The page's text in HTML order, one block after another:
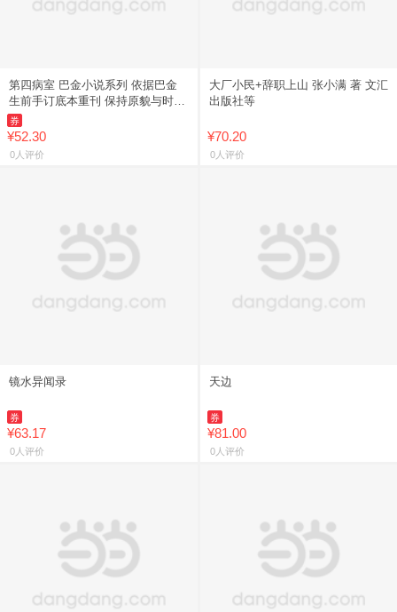
第四病室 巴金小说系列 依据巴金
生前手订底本重刊 保持原貌与时代
风格 既忠实可靠 又有文献价值】
券
¥52.30
0人评价
大厂小民+辞职上山 张小满 著 文汇
出版社等
¥70.20
0人评价
镜水异闻录
券
¥63.17
0人评价
天边
券
¥81.00
0人评价